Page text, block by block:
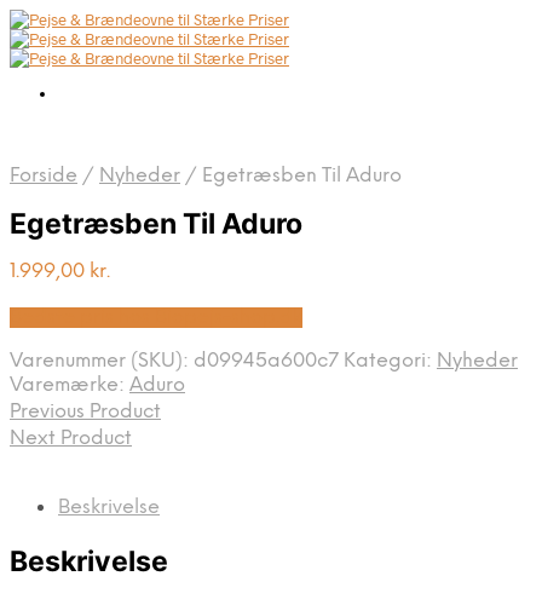
Forside / Nyheder / Egetræsben Til Aduro
Egetræsben Til Aduro
1.999,00 kr.
Varenummer (SKU): d09945a600c7 Kategori: Nyheder
Varemærke: Aduro
Previous Product
Next Product
Beskrivelse
Beskrivelse